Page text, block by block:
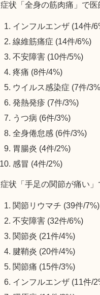
症状「全身の筋肉痛」で
インフルエンザ (14件/
線維筋痛症 (14件/6%)
不安障害 (10件/5%)
疼痛 (8件/4%)
ウイルス感染症 (7件/
発熱発疹 (7件/3%)
うつ病 (6件/3%)
全身倦怠感 (6件/3%)
胃腸炎 (4件/2%)
感冒 (4件/2%)
症状「手足の関節が痛い
関節リウマチ (39件/7%)
不安障害 (32件/6%)
関節炎 (21件/4%)
腱鞘炎 (20件/4%)
関節痛 (15件/3%)
インフルエンザ (11件/